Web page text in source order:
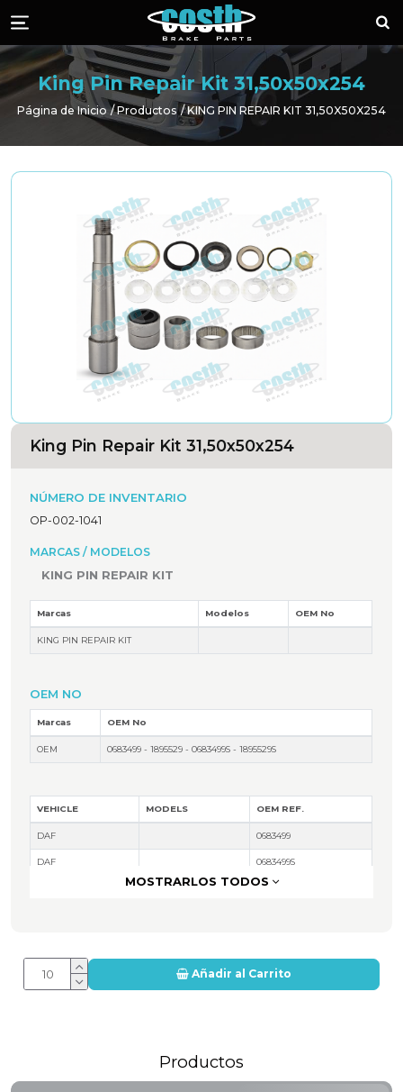
Piezas de Freno
Menü
King Pin Repair Kit 31,50x50x254
Página de Inicio Productos KING PIN REPAIR KIT 31,50X50X254
King Pin Repair Kit 31,50x50x254
NÚMERO DE INVENTARIO
OP-002-1041
MARCAS / MODELOS
KING PIN REPAIR KIT
Marcas Modelos OEM No
KING PIN REPAIR KIT
OEM NO
Marcas OEM No
OEM 0683499 - 1895529 - 0683499S - 1895529S
VEHICLE MODELS OEM REF.
DAF 0683499
DAF 0683499S
MOSTRARLOS TODOS
Añadir al Carrito
Productos